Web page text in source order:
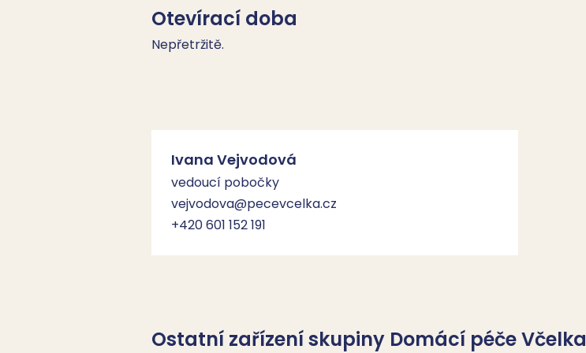
Otevírací doba
Nepřetržitě.
Ivana Vejvodová
vedoucí pobočky
vejvodova@pecevcelka.cz
+420 601 152 191
Ostatní zařízení skupiny Domácí péče Včelka